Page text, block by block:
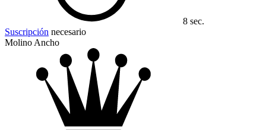
8 sec.
Suscripción necesario
Molino Ancho